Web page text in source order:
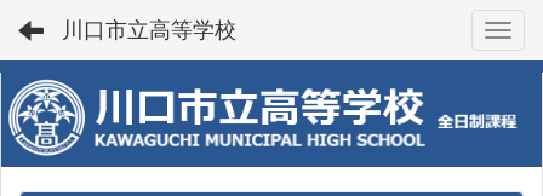
川口市立高等学校